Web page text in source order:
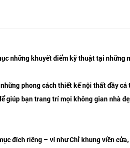
những khuyết điểm kỹ thuật tại
phong cách thiết kế nội thất đầy
giúp bạn trang trí mọi không gian nhà
đích riêng – ví như Chỉ khung viền